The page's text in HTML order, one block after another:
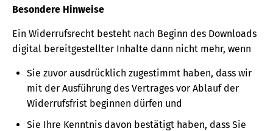
Besondere Hinweise
Ein Widerrufsrecht besteht nach Beginn des Downloads
digital bereitgestellter Inhalte dann nicht mehr, wenn
Sie zuvor ausdrücklich zugestimmt haben, dass wir
mit der Ausführung des Vertrages vor Ablauf der
Widerrufsfrist beginnen dürfen und
Sie Ihre Kenntnis davon bestätigt haben, dass Sie